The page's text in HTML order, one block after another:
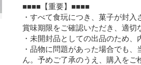
■■■■【重要】■■■■
・すべて食玩につき、菓子が封
賞味期限をご確認いただき、適切
・未開封品としての出品のため、
・品物に問題があった場合でも
ん。予めご了承のうえ、購入をご